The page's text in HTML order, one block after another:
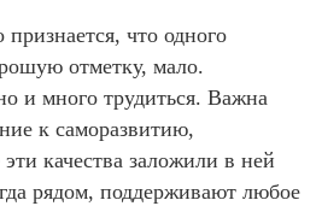
что одного
отметку, мало.
и много трудиться. Важна
к саморазвитию,
качества заложили в ней
рядом, поддерживают любое